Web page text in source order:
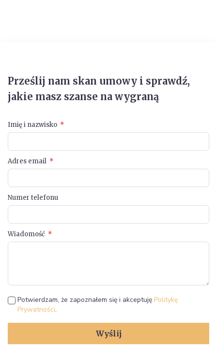
Prześlij nam skan umowy i sprawdź,
jakie masz szanse na wygraną
Imię i nazwisko
Adres email
Numer telefonu
Wiadomość
Potwierdzam, że zapoznałem się i akceptuję Politykę
Prywatności.
Wyślij